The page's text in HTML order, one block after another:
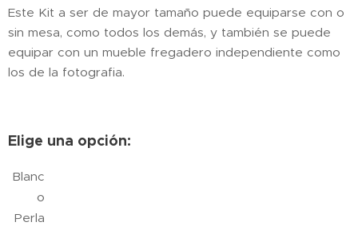
Este Kit a ser de mayor tamaño puede equiparse con o
sin mesa, como todos los demás, y también se puede
equipar con un mueble fregadero independiente como
los de la fotografia.
Elige una opción:
Blanc
o
Perla